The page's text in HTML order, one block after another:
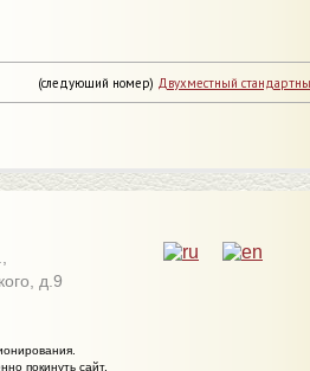
(следующий номер) Двухместный
д.9
покинуть сайт.